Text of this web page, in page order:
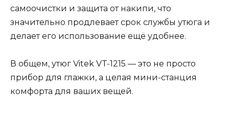
самоочистки и защита от накипи, что
значительно продлевает срок службы утюга и
делает его использование ещё удобнее.
В общем, утюг Vitek VT-1215 — это не просто
прибор для глажки, а целая мини-станция
комфорта для ваших вещей.